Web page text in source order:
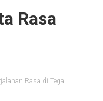
Rasa
Rasa di Tegal